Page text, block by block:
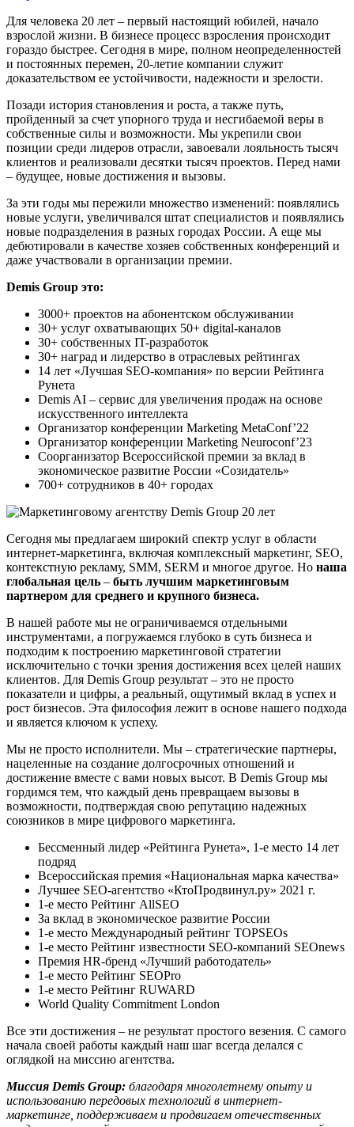
Для человека 20 лет – первый настоящий юбилей, начало
взрослой жизни. В бизнесе процесс взросления происходит
гораздо быстрее. Сегодня в мире, полном неопределенностей
и постоянных перемен, 20-летие компании служит
доказательством ее устойчивости, надежности и зрелости.
Позади история становления и роста, а также путь,
пройденный за счет упорного труда и несгибаемой веры в
собственные силы и возможности. Мы укрепили свои
позиции среди лидеров отрасли, завоевали лояльность тысяч
клиентов и реализовали десятки тысяч проектов. Перед нами
– будущее, новые достижения и вызовы.
За эти годы мы пережили множество изменений: появлялись
новые услуги, увеличивался штат специалистов и появлялись
новые подразделения в разных городах России. А еще мы
дебютировали в качестве хозяев собственных конференций и
даже участвовали в организации премии.
Demis Group это:
3000+ проектов на абонентском обслуживании
30+ услуг охватывающих 50+ digital-каналов
30+ собственных IT-разработок
30+ наград и лидерство в отраслевых рейтингах
14 лет «Лучшая SEO-компания» по версии Рейтинга
Рунета
Demis AI – сервис для увеличения продаж на основе
искусственного интеллекта
Организатор конференции Marketing MetaConf’22
Организатор конференции Marketing Neuroconf’23
Соорганизатор Всероссийской премии за вклад в
экономическое развитие России «Созидатель»
700+ сотрудников в 40+ городах
Сегодня мы предлагаем широкий спектр услуг в области
интернет-маркетинга, включая комплексный маркетинг, SEO,
контекстную рекламу, SMM, SERM и многое другое. Но наша
глобальная цель – быть лучшим маркетинговым
партнером для среднего и крупного бизнеса.
В нашей работе мы не ограничиваемся отдельными
инструментами, а погружаемся глубоко в суть бизнеса и
подходим к построению маркетинговой стратегии
исключительно с точки зрения достижения всех целей наших
клиентов. Для Demis Group результат – это не просто
показатели и цифры, а реальный, ощутимый вклад в успех и
рост бизнесов. Эта философия лежит в основе нашего подхода
и является ключом к успеху.
Мы не просто исполнители. Мы – стратегические партнеры,
нацеленные на создание долгосрочных отношений и
достижение вместе с вами новых высот. В Demis Group мы
гордимся тем, что каждый день превращаем вызовы в
возможности, подтверждая свою репутацию надежных
союзников в мире цифрового маркетинга.
​​Бессменный лидер «Рейтинга Рунета», 1-е место 14 лет
подряд
Всероссийская премия «Национальная марка качества»
Лучшее SEO-агентство «КтоПродвинул.ру» 2021 г.
1-е место Рейтинг AllSEO
За вклад в экономическое развитие России
1-е место Международный рейтинг TOPSEOs
1-е место Рейтинг известности SEO-компаний SEOnews
Премия HR-бренд «Лучший работодатель»
1-е место Рейтинг SEOPro
1-е место Рейтинг RUWARD
World Quality Commitment London
Все эти достижения – не результат простого везения. С самого
начала своей работы каждый наш шаг всегда делался с
оглядкой на миссию агентства.
Миссия Demis Group: благодаря многолетнему опыту и
использованию передовых технологий в интернет-
маркетинге, поддерживаем и продвигаем отечественных